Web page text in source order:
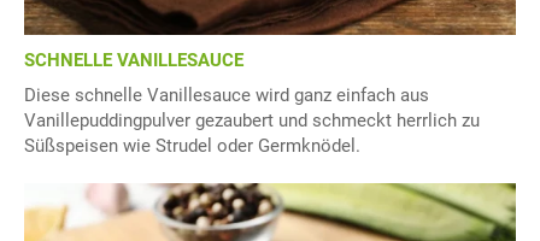
SCHNELLE VANILLESAUCE
Diese schnelle Vanillesauce wird ganz einfach aus
Vanillepuddingpulver gezaubert und schmeckt herrlich zu
Süßspeisen wie Strudel oder Germknödel.